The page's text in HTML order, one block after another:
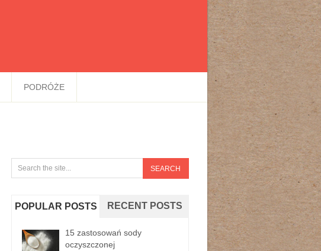
PODRÓŻE
POPULAR POSTS RECENT POSTS
15 zastosowań sody
oczyszczonej